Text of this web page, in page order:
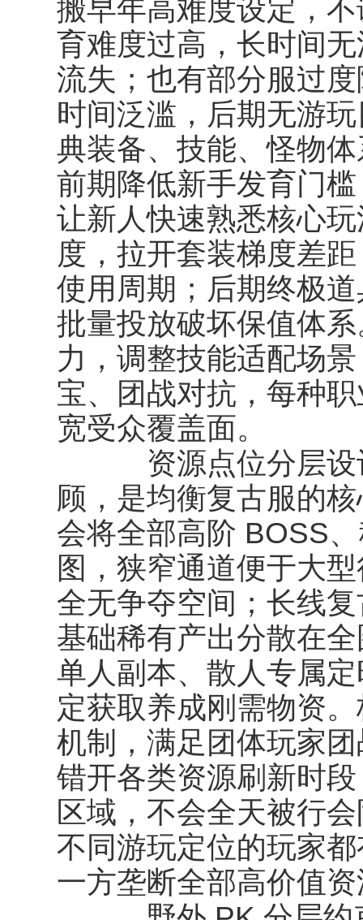
搬早年高难度设定，
育难度过高，长时间
流失；也有部分服过
时间泛滥，后期无游
典装备、技能、怪物
前期降低新手发育门
让新人快速熟悉核心
度，拉开套装梯度差
使用周期；后期终极
批量投放破坏保值体
力，调整技能适配场
宝、团战对抗，每种
宽受众覆盖面。
资源点位分层设计
顾，是均衡复古服的
会将全部高阶 BOSS
图，狭窄通道便于大
全无争夺空间；长线
基础稀有产出分散在
单人副本、散人专属
定获取养成刚需物资
机制，满足团体玩家
错开各类资源刷新时
区域，不会全天被行
不同游玩定位的玩家
一方垄断全部高价值